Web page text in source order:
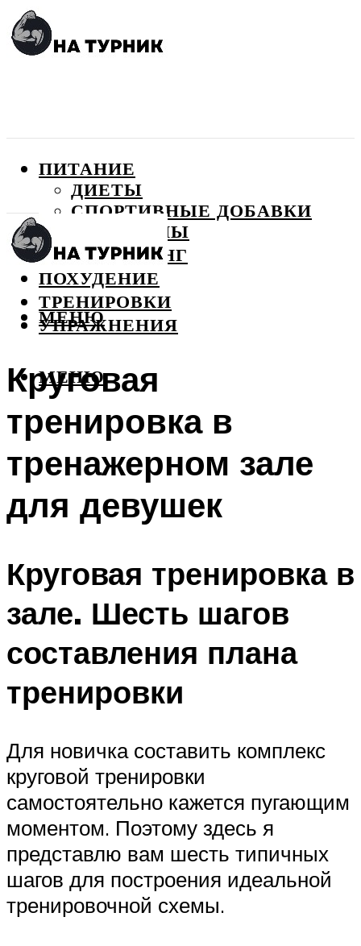
ПИТАНИЕ
ДИЕТЫ
СПОРТИВНЫЕ ДОБАВКИ
ВИТАМИНЫ
БОДИБИЛДИНГ
ПОХУДЕНИЕ
ТРЕНИРОВКИ
УПРАЖНЕНИЯ
МЕНЮ
МЕНЮ
Круговая
тренировка в
тренажерном зале
для девушек
Круговая тренировка в
зале. Шесть шагов
составления плана
тренировки
Для новичка составить комплекс
круговой тренировки
самостоятельно кажется пугающим
моментом. Поэтому здесь я
представлю вам шесть типичных
шагов для построения идеальной
тренировочной схемы.